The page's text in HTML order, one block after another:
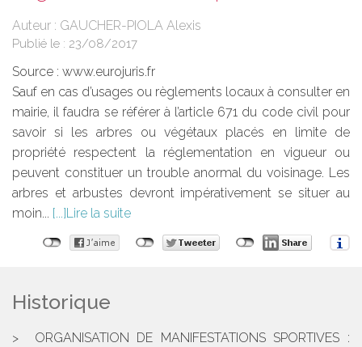
Auteur : GAUCHER-PIOLA Alexis
Publié le : 23/08/2017
Source : www.eurojuris.fr
Sauf en cas d’usages ou règlements locaux à consulter en
mairie, il faudra se référer à l’article 671 du code civil pour
savoir si les arbres ou végétaux placés en limite de
propriété respectent la réglementation en vigueur ou
peuvent constituer un trouble anormal du voisinage. Les
arbres et arbustes devront impérativement se situer au
moin...
Lire la suite
Historique
ORGANISATION DE MANIFESTATIONS SPORTIVES :